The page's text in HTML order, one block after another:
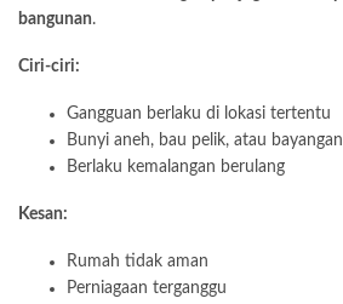
bangunan.
Ciri-ciri:
Gangguan berlaku di lokasi tertentu
Bunyi aneh, bau pelik, atau bayangan
Berlaku kemalangan berulang
Kesan:
Rumah tidak aman
Perniagaan terganggu